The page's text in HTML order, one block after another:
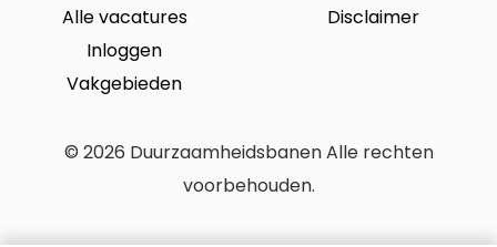
Alle vacatures
Inloggen
Vakgebieden
Disclaimer
© 2026 Duurzaamheidsbanen Alle rechten
voorbehouden.